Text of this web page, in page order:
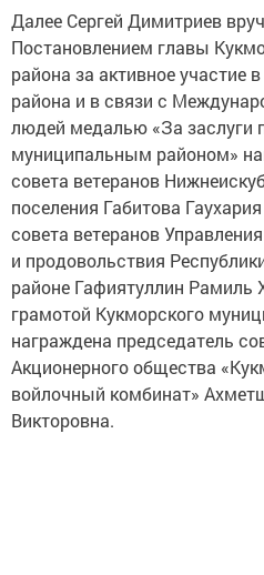
Далее Сергей Димитриев
Постановлением главы
района за активное участие
района и в связи с
людей медалью «За заслуги
муниципальным районом»
совета ветеранов
поселения Габитова
совета ветеранов
и продовольствия
районе Гафиятуллин Рамиль
грамотой Кукморского
награждена председатель
Акционерного общества
войлочный комбинат»
Викторовна.